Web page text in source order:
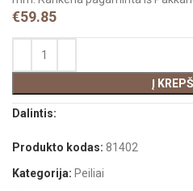
€59.85
Į
Dalintis:
Produkto kodas:81402
Kategorija: Peiliai